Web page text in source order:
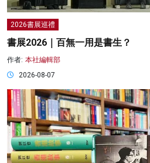
2026書展巡禮
書展2026｜百無一用是書生？
作者: 本社編輯部
2026-08-07